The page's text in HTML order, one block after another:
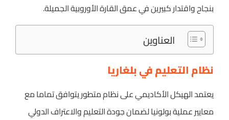
بنجاح واقتدار كبيرين في عمق القارة الأوروبية الجميلة.
العناوين
نظام التعليم في بلغاريا
يعتمد الهيكل الأكاديمي على نظام متطور يتوافق تماما مع
معايير عملية بولونيا لضمان جودة التعليم والاعتراف الدولي